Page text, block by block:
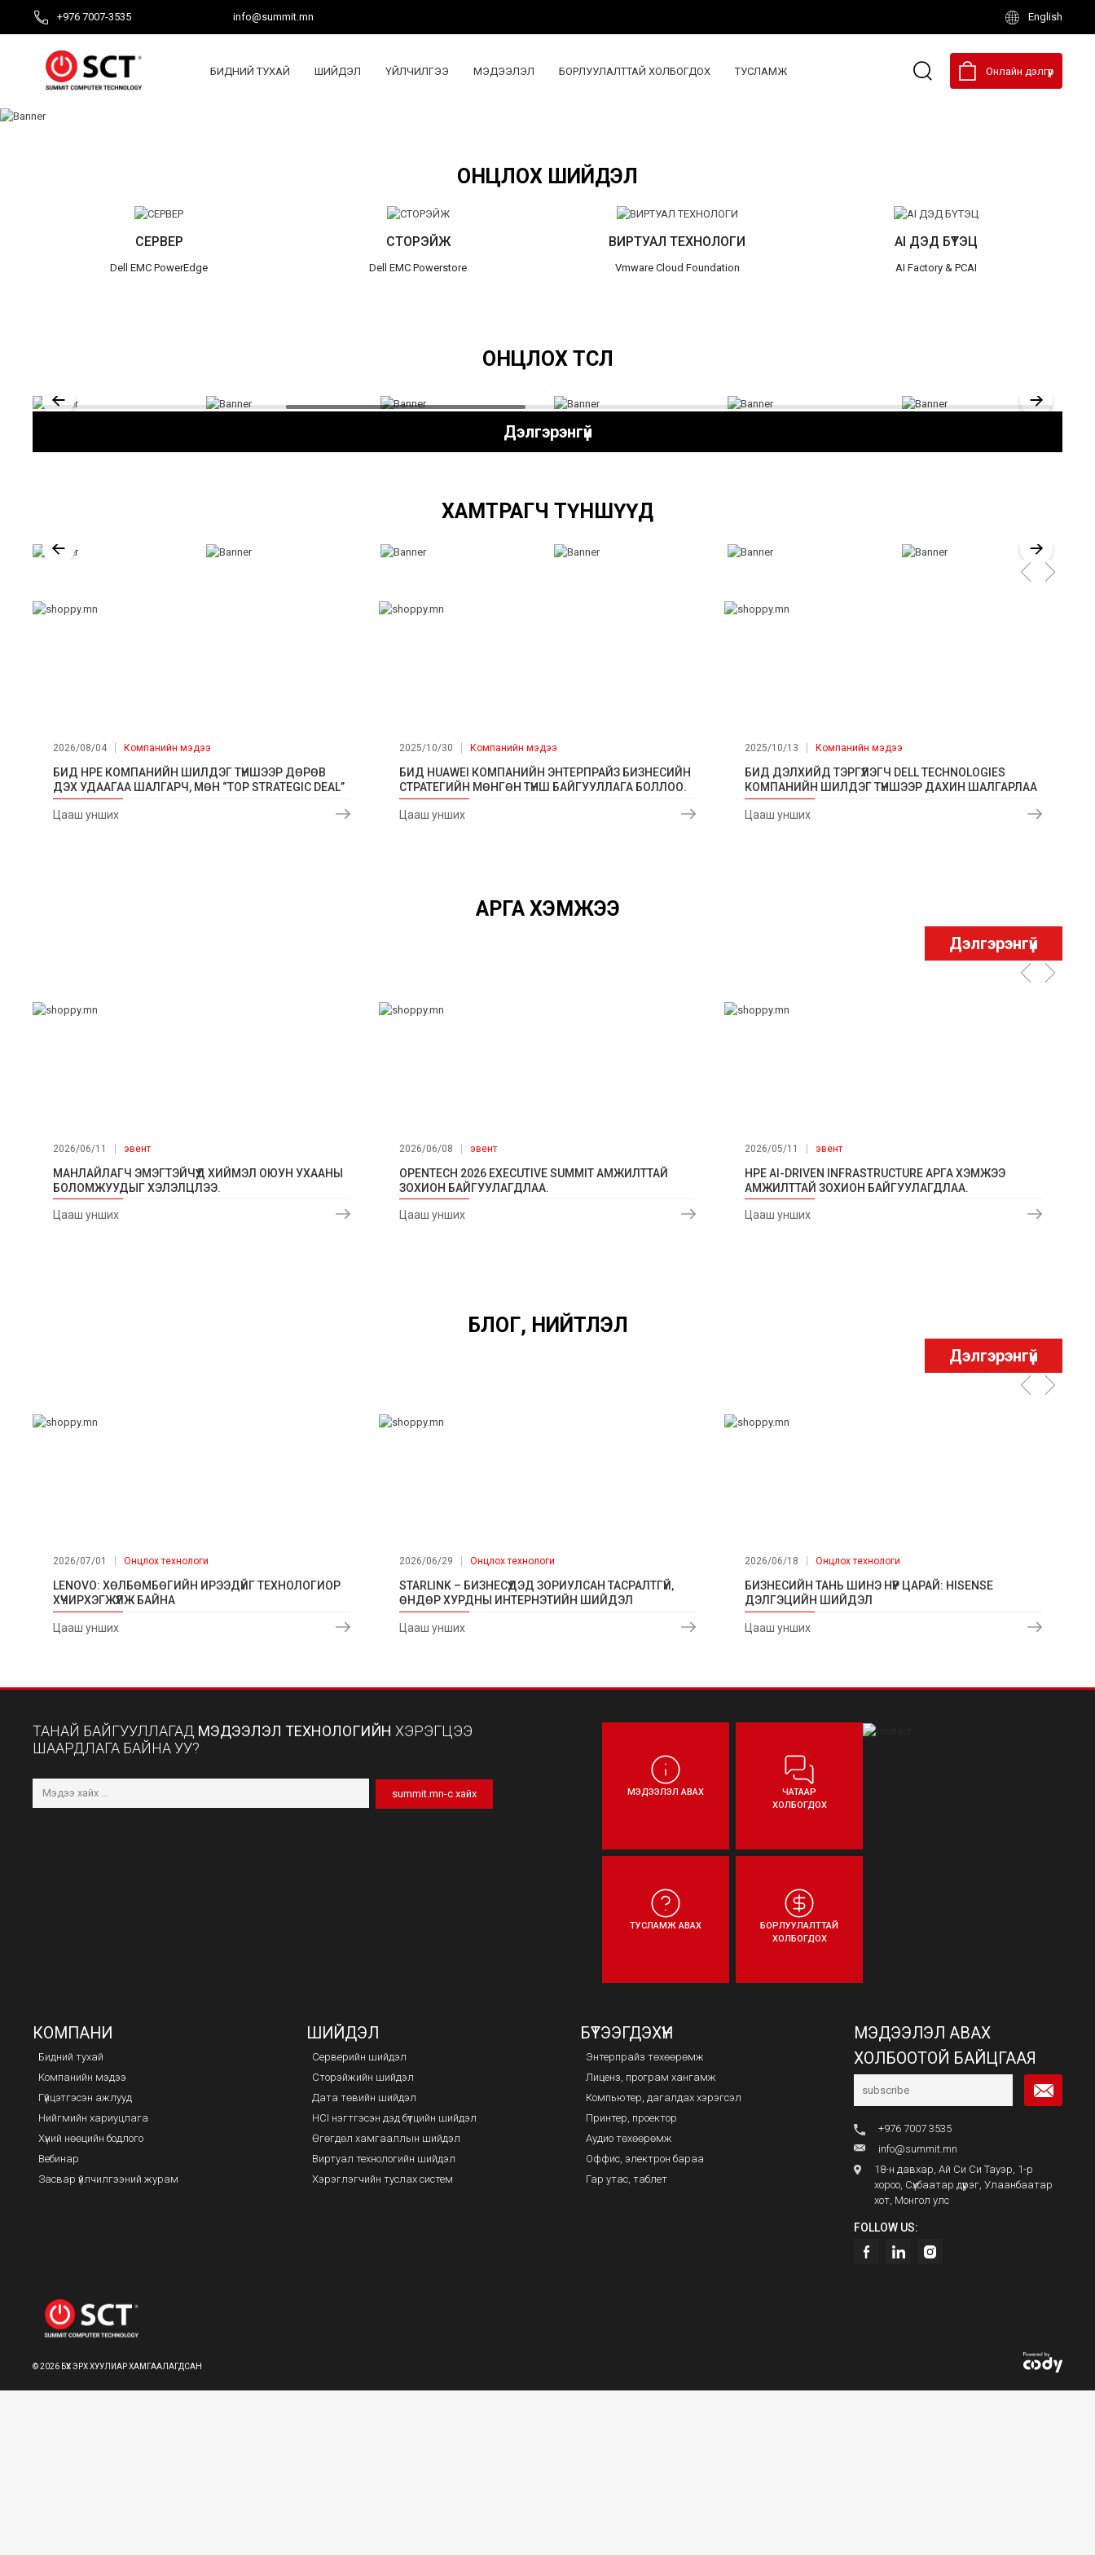
+976 7007-3535 info@summit.mn English
БИДНИЙ ТУХАЙ ШИЙДЭЛ ҮЙЛЧИЛГЭЭ МЭДЭЭЛЭЛ БОРЛУУЛАЛТТАЙ ХОЛБОГДОХ ТУСЛАМЖ Онлайн дэлгүүр
ОНЦЛОХ ШИЙДЭЛ
СЕРВЕР
Dell EMC PowerEdge
СТОРЭЙЖ
Dell EMC Powerstore
ВИРТУАЛ ТЕХНОЛОГИ
Vmware Cloud Foundation
AI ДЭД БҮТЭЦ
AI Factory & PCAI
ОНЦЛОХ ТӨСӨЛ
Дэлгэрэнгүй
ХАМТРАГЧ ТҮНШҮҮД
2026/08/04 Компанийн мэдээ
БИД HPE КОМПАНИЙН ШИЛДЭГ ТҮНШЭЭР ДӨРӨВ
ДЭХ УДААГАА ШАЛГАРЧ, МӨН “TOP STRATEGIC DEAL”
ШАГНАЛЫГ ХҮРТЛЭЭ.
Цааш унших
2025/10/30 Компанийн мэдээ
БИД HUAWEI КОМПАНИЙН ЭНТЕРПРАЙЗ БИЗНЕСИЙН
СТРАТЕГИЙН МӨНГӨН ТҮНШ БАЙГУУЛЛАГА БОЛЛОО.
Цааш унших
2025/10/13 Компанийн мэдээ
БИД ДЭЛХИЙД ТЭРГҮҮЛЭГЧ DELL TECHNOLOGIES
КОМПАНИЙН ШИЛДЭГ ТҮНШЭЭР ДАХИН ШАЛГАРЛАА
Цааш унших
АРГА ХЭМЖЭЭ
Дэлгэрэнгүй
2026/06/11 эвент
МАНЛАЙЛАГЧ ЭМЭГТЭЙЧҮҮД ХИЙМЭЛ ОЮУН УХААНЫ
БОЛОМЖУУДЫГ ХЭЛЭЛЦЛЭЭ.
Цааш унших
2026/06/08 эвент
OPENTECH 2026 EXECUTIVE SUMMIT АМЖИЛТТАЙ
ЗОХИОН БАЙГУУЛАГДЛАА.
Цааш унших
2026/05/11 эвент
HPE AI-DRIVEN INFRASTRUCTURE АРГА ХЭМЖЭЭ
АМЖИЛТТАЙ ЗОХИОН БАЙГУУЛАГДЛАА.
Цааш унших
БЛОГ, НИЙТЛЭЛ
Дэлгэрэнгүй
2026/07/01 Онцлох технологи
LENOVO: ХӨЛБӨМБӨГИЙН ИРЭЭДҮЙГ ТЕХНОЛОГИОР
ХҮЧИРХЭГЖҮҮЛЖ БАЙНА
Цааш унших
2026/06/29 Онцлох технологи
STARLINK – БИЗНЕСҮҮДЭД ЗОРИУЛСАН ТАСРАЛТГҮЙ,
ӨНДӨР ХУРДНЫ ИНТЕРНЭТИЙН ШИЙДЭЛ
Цааш унших
2026/06/18 Онцлох технологи
БИЗНЕСИЙН ТАНЬ ШИНЭ НҮҮР ЦАРАЙ: HISENSE
ДЭЛГЭЦИЙН ШИЙДЭЛ
Цааш унших
ТАНАЙ БАЙГУУЛЛАГАД МЭДЭЭЛЭЛ ТЕХНОЛОГИЙН ХЭРЭГЦЭЭ
ШААРДЛАГА БАЙНА УУ?
summit.mn-с хайх МЭДЭЭЛЭЛ АВАХ
ЧАТААР
ХОЛБОГДОХ
ТУСЛАМЖ АВАХ
БОРЛУУЛАЛТТАЙ
ХОЛБОГДОХ
КОМПАНИ
Бидний тухай
Компанийн мэдээ
Гүйцэтгэсэн ажлууд
Нийгмийн хариуцлага
Хүний нөөцийн бодлого
Вебинар
Засвар үйлчилгээний журам
ШИЙДЭЛ
Серверийн шийдэл
Сторэйжийн шийдэл
Дата төвийн шийдэл
HCI нэгтгэсэн дэд бүтцийн шийдэл
Өгөгдөл хамгааллын шийдэл
Виртуал технологийн шийдэл
Хэрэглэгчийн туслах систем
БҮТЭЭГДЭХҮҮН
Энтерпрайз төхөөрөмж
Лиценз, програм хангамж
Компьютер, дагалдах хэрэгсэл
Принтер, проектор
Аудио төхөөрөмж
Оффис, электрон бараа
Гар утас, таблет
МЭДЭЭЛЭЛ АВАХ
ХОЛБООТОЙ БАЙЦГААЯ
+976 7007 3535
info@summit.mn
18-н давхар, Ай Си Си Тауэр, 1-р
хороо, Сүхбаатар дүүрэг, Улаанбаатар
хот, Монгол улс
FOLLOW US:
©2026 БҮХ ЭРХ ХУУЛИАР ХАМГААЛАГДСАН